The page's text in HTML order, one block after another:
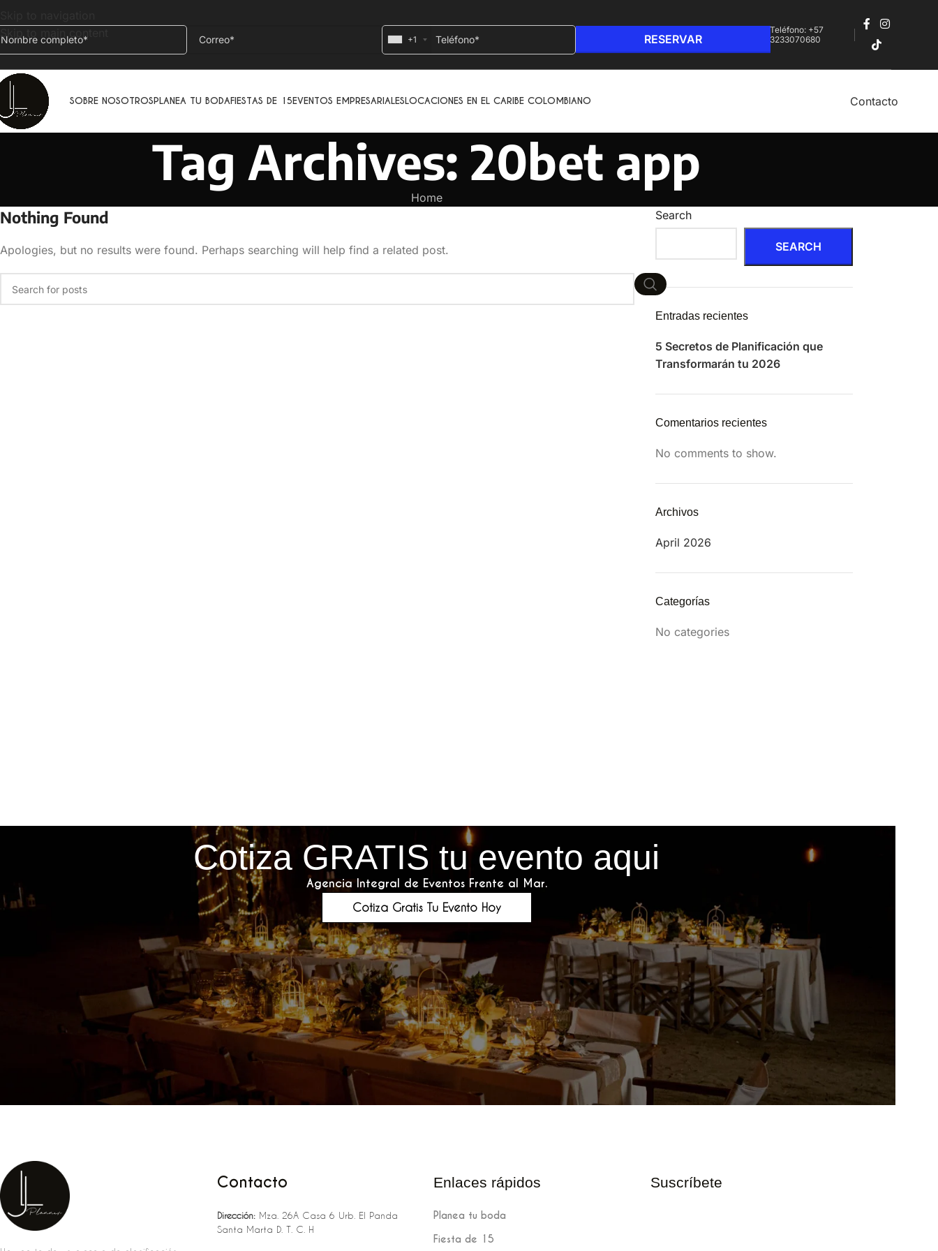
Skip to main content
+1
Teléfono: +57
3233070680‬
SOBRE NOSOTROSPLANEA TU BODAFIESTAS DE 15EVENTOS EMPRESARIALESLOCACIONES EN EL CARIBE COLOMBIANO Contacto
Tag Archives: 20bet app
Home
Nothing Found
Apologies, but no results were found. Perhaps searching will help find a related post.
Search
SEARCH
Entradas recientes
5 Secretos de Planificación que
Transformarán tu 2026
Comentarios recientes
No comments to show.
Archivos
April 2026
Categorías
No categories
Cotiza GRATIS tu evento aqui
Agencia Integral de Eventos Frente al Mar.
Cotiza Gratis Tu Evento Hoy
Contacto
Dirección:Mza. 26A Casa 6 Urb. El Panda
Santa Marta D. T. C. H
Enlaces rápidos
Planea tu boda
Fiesta de 15
Suscríbete